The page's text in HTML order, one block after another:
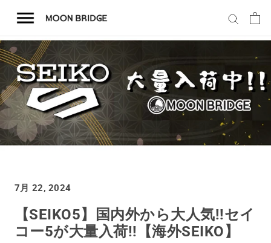
テ
ン
ツ
ス
キ
ホーム
商品一覧
店舗案内
7月 22, 2024
【SEIKO5】国内外から大人気!!セイ
コー5が大量入荷!!【海外SEIKO】